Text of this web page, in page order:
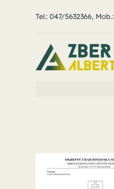
Tel.: 047/5632366, Mob.: